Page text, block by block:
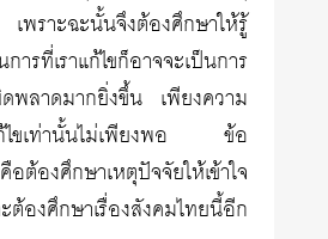
ราะฉะนั้นจึงต้องศึกษาให้รู้
รที่เราแก้ไขก็อาจจะเป็นการ
ดพลาดมากยิ่งขึ้น เพียงความ
ก้ไขเท่านั้นไม่เพียงพอ ข้อ
งศึกษาเหตุปัจจัยให้เข้าใจ
ต้องศึกษาเรื่องสังคมไทยนี้อีก